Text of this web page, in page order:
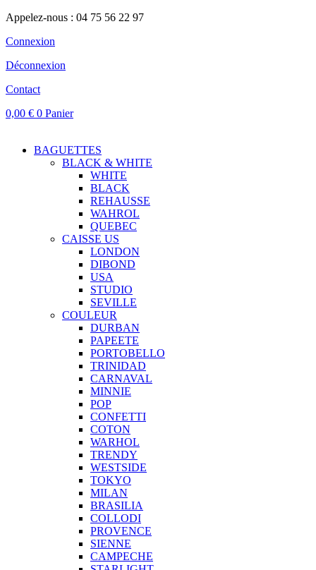
Appelez-nous : 04 75 56 22 97
Connexion
Déconnexion
Contact
0,00 € 0 Panier
BAGUETTES
BLACK & WHITE
WHITE
BLACK
REHAUSSE
WAHROL
QUEBEC
CAISSE US
LONDON
DIBOND
USA
STUDIO
SEVILLE
COULEUR
DURBAN
PAPEETE
PORTOBELLO
TRINIDAD
CARNAVAL
MINNIE
POP
CONFETTI
COTON
WARHOL
TRENDY
WESTSIDE
TOKYO
MILAN
BRASILIA
COLLODI
PROVENCE
SIENNE
CAMPECHE